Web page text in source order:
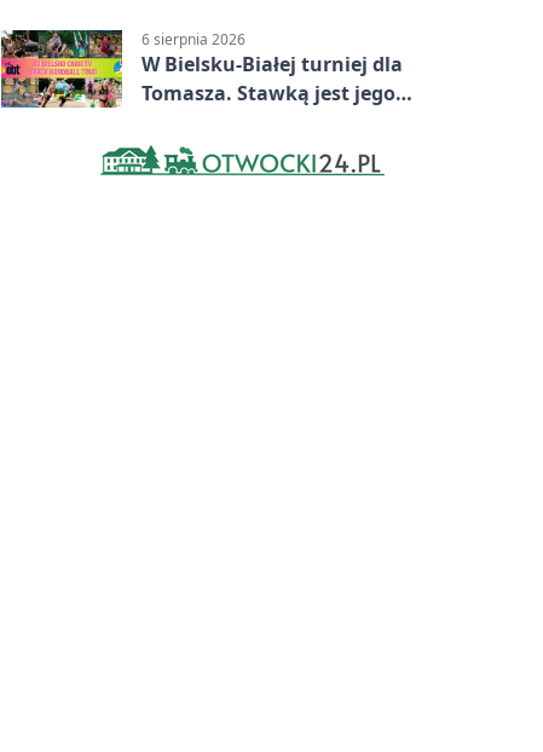
6 sierpnia 2026
W Bielsku-Białej turniej dla
Tomasza. Stawką jest jego